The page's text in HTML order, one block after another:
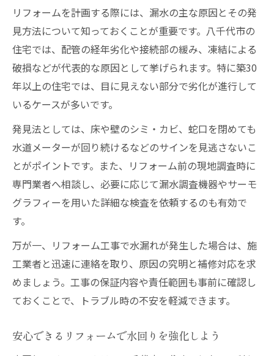
トラブル発生時のリフォーム業者選びのコ
ツ
リフォームを計画する際には、漏水の主な原因とその発
見方法について知っておくことが重要です。八千代市の
住宅では、配管の経年劣化や接続部の緩み、凍結による
破損などが代表的な原因として挙げられます。特に築30
年以上の住宅では、目に見えない部分で劣化が進行して
いるケースが多いです。
発見法としては、床や壁のシミ・カビ、蛇口を閉めても
水道メーターが回り続けるなどのサインを見逃さないこ
とがポイントです。また、リフォーム前の現地調査時に
専門業者へ相談し、必要に応じて漏水調査機器やサーモ
グラフィーを用いた詳細な検査を依頼するのも有効で
す。
万が一、リフォーム工事で水漏れが発生した場合は、施
工業者と迅速に連絡を取り、原因の究明と補修対応を求
めましょう。工事の保証内容や責任範囲も事前に確認し
ておくことで、トラブル時の不安を軽減できます。
安心できるリフォームで水回りを強化しよう